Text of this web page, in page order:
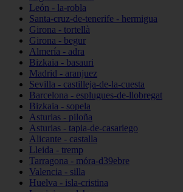
León - la-robla
Santa-cruz-de-tenerife - hermigua
Girona - tortellà
Girona - begur
Almería - adra
Bizkaia - basauri
Madrid - aranjuez
Sevilla - castilleja-de-la-cuesta
Barcelona - esplugues-de-llobregat
Bizkaia - sopela
Asturias - piloña
Asturias - tapia-de-casariego
Alicante - castalla
Lleida - tremp
Tarragona - móra-d39ebre
Valencia - silla
Huelva - isla-cristina